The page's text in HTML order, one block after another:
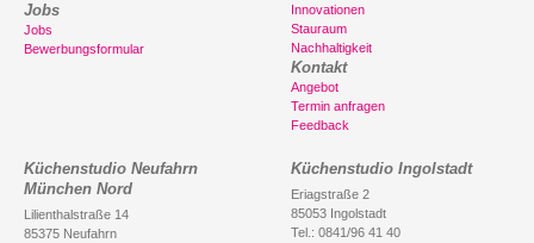
Jobs
Jobs
Bewerbungsformular
Innovationen
Stauraum
Nachhaltigkeit
Kontakt
Angebot
Termin anfragen
Feedback
Küchenstudio Neufahrn
München Nord
Lilienthalstraße 14
85375 Neufahrn
Küchenstudio Ingolstadt
Eriagstraße 2
85053 Ingolstadt
Tel.: 0841/96 41 40